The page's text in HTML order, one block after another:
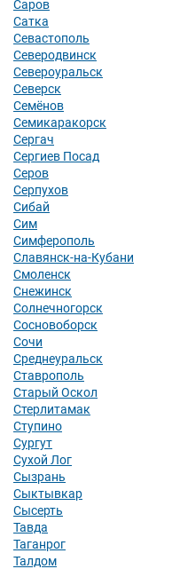
Саров
Сатка
Севастополь
Северодвинск
Североуральск
Северск
Семёнов
Семикаракорск
Сергач
Сергиев Посад
Серов
Серпухов
Сибай
Сим
Симферополь
Славянск-на-Кубани
Смоленск
Снежинск
Солнечногорск
Сосновоборск
Сочи
Среднеуральск
Ставрополь
Старый Оскол
Стерлитамак
Ступино
Сургут
Сухой Лог
Сызрань
Сыктывкар
Сысерть
Тавда
Таганрог
Талдом